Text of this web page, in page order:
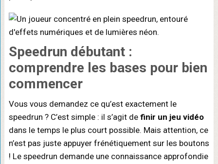
Speedrun débutant:
comprendre les bases pour bien
commencer
Vous vous demandez ce qu’est exactement le
speedrun ? C’est simple : il s’agit de finir un jeu vidéo
dans le temps le plus court possible. Mais attention, ce
n’est pas juste appuyer frénétiquement sur les boutons
! Le speedrun demande une connaissance approfondie